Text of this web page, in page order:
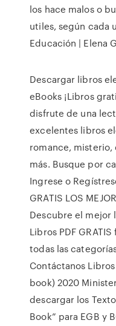
los hace malos o
utiles, según cada
Educación | Elena
Descargar libros
eBooks ¡Libros
disfrute de una
excelentes libros
romance, misterio,
más. Busque por
Ingrese o
GRATIS LOS
Descubre el mejor
Libros PDF
todas las
Contáctanos
book) 2020
descargar los
Book” para EGB y